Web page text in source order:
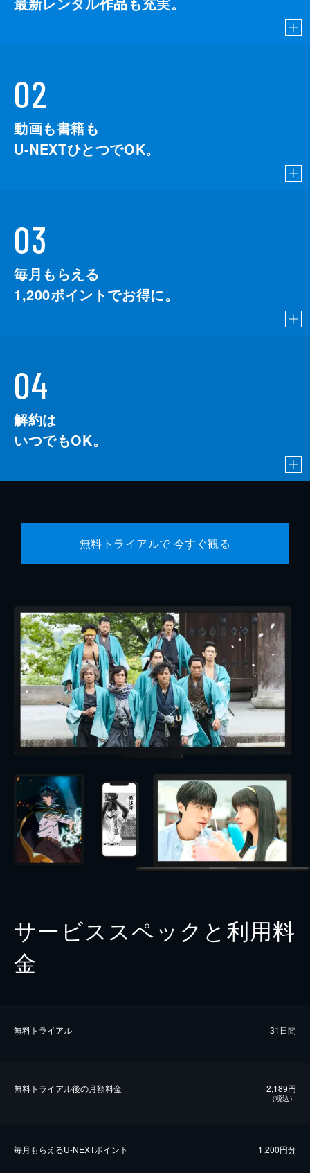
02
動画も書籍も
U-NEXTひとつでOK。
03
毎月もらえる
1,200ポイントでお得に。
04
解約は
いつでもOK。
無料トライアルで 今すぐ観る
サービススペックと利用料
金
無料トライアル 31日間
無料トライアル後の⽉額料金 2,189円
（税込）
毎⽉もらえるU-NEXTポイント 1,200円分